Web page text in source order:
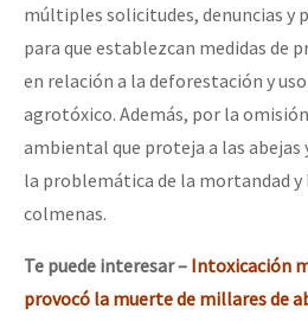
múltiples solicitudes, denuncias y
para que establezcan medidas de
en relación a la deforestación y
agrotóxico. Además, por la
ambiental que proteja a las abejas
la problemática de la mortandad y
colmenas.
Te puede interesar – Intoxicación
provocó la muerte de millares de